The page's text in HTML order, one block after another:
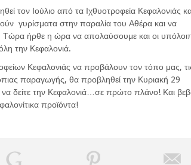
τον Ιούλιο από τα Ιχθυοτροφεία Κεφαλονιάς
γυρίσματα στην παραλία του Αθέρα και να
Τώρα ήρθε η ώρα να απολαύσουμε και οι
την Κεφαλονιά.
Κεφαλονιάς να προβάλουν τον τόπο μας,
παραγωγής, θα προβληθεί την Κυριακή 29
να δείτε την Κεφαλονιά…σε πρώτο πλάνο! Και
προϊόντα!